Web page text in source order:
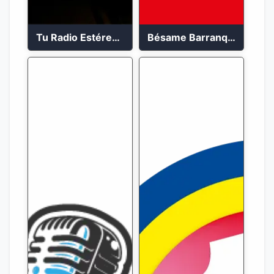
Tu Radio Estéreo 24/7 Bésame Barranquilla en vivo 88.6 FM